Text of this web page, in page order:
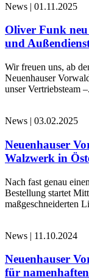
News | 01.11.2025
Oliver Funk
und
Wir freuen uns, ab
Neuenhauser
unser Vertriebsteam
News | 03.02.2025
Neuenhauser
Walzwerk in
Nach fast genau
Bestellung startet
maßgeschneiderten
News | 11.10.2024
Neuenhauser
für